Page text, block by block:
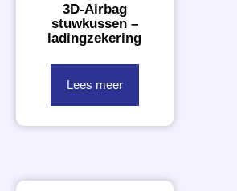
3D-Airbag
stuwkussen –
ladingzekering
Lees meer